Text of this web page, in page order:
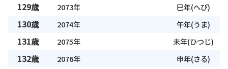
129歳 2073年 巳年(へび)
130歳 2074年 午年(うま)
131歳 2075年 未年(ひつじ)
132歳 2076年 申年(さる)